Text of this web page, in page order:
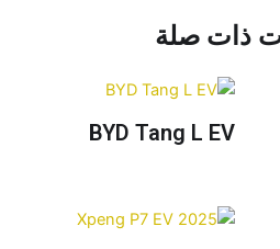
ذات صلة
BYD Tang L EV